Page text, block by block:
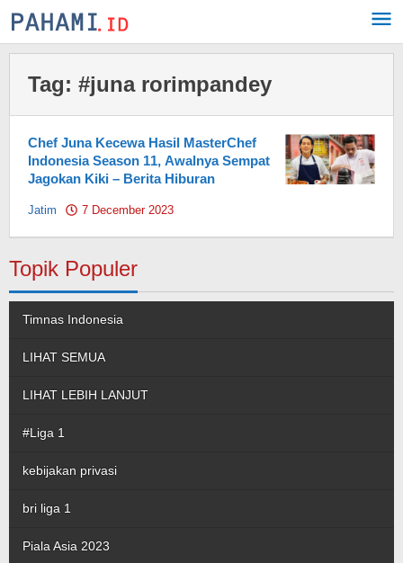
Skip
to
Tag: #juna rorimpandey
Chef Juna Kecewa Hasil MasterChef
Indonesia Season 11, Awalnya Sempat
Jagokan Kiki – Berita Hiburan
Jatim 7 December 2023
Topik Populer
Timnas Indonesia
LIHAT SEMUA
LIHAT LEBIH LANJUT
#Liga 1
kebijakan privasi
bri liga 1
Piala Asia 2023